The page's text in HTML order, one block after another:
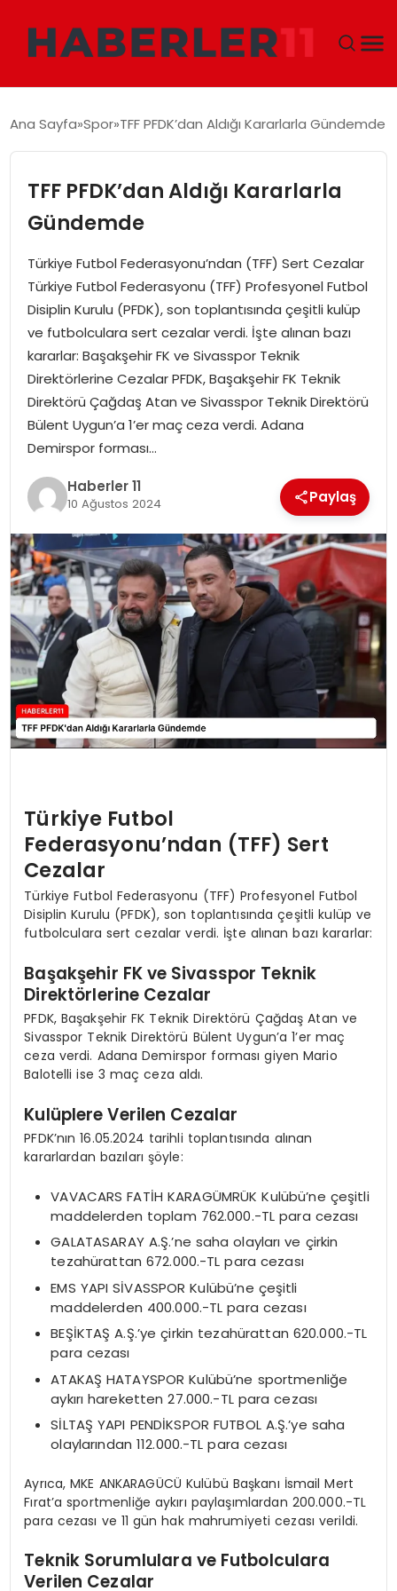
DÜNYA
EKONOMI
TEKNOLOJI
EĞITIM
MAGAZIN
SPOR
YAŞAM
Ana Sayfa Spor TFF PFDK’dan Aldığı Kararlarla Gündemde
TFF PFDK’dan Aldığı Kararlarla
Gündemde
Türkiye Futbol Federasyonu’ndan (TFF) Sert Cezalar
Türkiye Futbol Federasyonu (TFF) Profesyonel Futbol
Disiplin Kurulu (PFDK), son toplantısında çeşitli kulüp
ve futbolculara sert cezalar verdi. İşte alınan bazı
kararlar: Başakşehir FK ve Sivasspor Teknik
Direktörlerine Cezalar PFDK, Başakşehir FK Teknik
Direktörü Çağdaş Atan ve Sivasspor Teknik Direktörü
Bülent Uygun’a 1’er maç ceza verdi. Adana
Demirspor forması…
Haberler 11
10 Ağustos 2024 Paylaş
Türkiye Futbol
Federasyonu’ndan (TFF) Sert
Cezalar
Türkiye Futbol Federasyonu (TFF) Profesyonel Futbol
Disiplin Kurulu (PFDK), son toplantısında çeşitli kulüp ve
futbolculara sert cezalar verdi. İşte alınan bazı kararlar:
Başakşehir FK ve Sivasspor Teknik
Direktörlerine Cezalar
PFDK, Başakşehir FK Teknik Direktörü Çağdaş Atan ve
Sivasspor Teknik Direktörü Bülent Uygun’a 1’er maç
ceza verdi. Adana Demirspor forması giyen Mario
Balotelli ise 3 maç ceza aldı.
Kulüplere Verilen Cezalar
PFDK’nın 16.05.2024 tarihli toplantısında alınan
kararlardan bazıları şöyle:
VAVACARS FATİH KARAGÜMRÜK Kulübü’ne çeşitli
maddelerden toplam 762.000.-TL para cezası
GALATASARAY A.Ş.’ne saha olayları ve çirkin
tezahürattan 672.000.-TL para cezası
EMS YAPI SİVASSPOR Kulübü’ne çeşitli
maddelerden 400.000.-TL para cezası
BEŞİKTAŞ A.Ş.’ye çirkin tezahürattan 620.000.-TL
para cezası
ATAKAŞ HATAYSPOR Kulübü’ne sportmenliğe
aykırı hareketten 27.000.-TL para cezası
SİLTAŞ YAPI PENDİKSPOR FUTBOL A.Ş.’ye saha
olaylarından 112.000.-TL para cezası
Ayrıca, MKE ANKARAGÜCÜ Kulübü Başkanı İsmail Mert
Fırat’a sportmenliğe aykırı paylaşımlardan 200.000.-TL
para cezası ve 11 gün hak mahrumiyeti cezası verildi.
Teknik Sorumlulara ve Futbolculara
Verilen Cezalar